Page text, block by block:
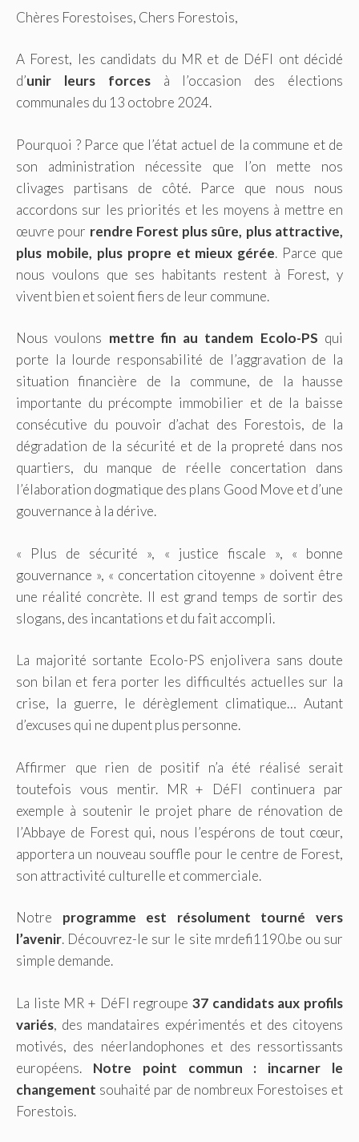
Chères Forestoises, Chers Forestois,
A Forest, les candidats du MR et de DéFI ont décidé
d’unir leurs forces à l’occasion des élections
communales du 13 octobre 2024.
Pourquoi ? Parce que l’état actuel de la commune et de
son administration nécessite que l’on mette nos
clivages partisans de côté. Parce que nous nous
accordons sur les priorités et les moyens à mettre en
œuvre pour rendre Forest plus sûre, plus attractive,
plus mobile, plus propre et mieux gérée. Parce que
nous voulons que ses habitants restent à Forest, y
vivent bien et soient fiers de leur commune.
Nous voulons mettre fin au tandem Ecolo-PS qui
porte la lourde responsabilité de l’aggravation de la
situation financière de la commune, de la hausse
importante du précompte immobilier et de la baisse
consécutive du pouvoir d’achat des Forestois, de la
dégradation de la sécurité et de la propreté dans nos
quartiers, du manque de réelle concertation dans
l’élaboration dogmatique des plans Good Move et d’une
gouvernance à la dérive.
« Plus de sécurité », « justice fiscale », « bonne
gouvernance », « concertation citoyenne » doivent être
une réalité concrète. Il est grand temps de sortir des
slogans, des incantations et du fait accompli.
La majorité sortante Ecolo-PS enjolivera sans doute
son bilan et fera porter les difficultés actuelles sur la
crise, la guerre, le dérèglement climatique… Autant
d’excuses qui ne dupent plus personne.
Affirmer que rien de positif n’a été réalisé serait
toutefois vous mentir. MR + DéFI continuera par
exemple à soutenir le projet phare de rénovation de
l’Abbaye de Forest qui, nous l’espérons de tout cœur,
apportera un nouveau souffle pour le centre de Forest,
son attractivité culturelle et commerciale.
Notre programme est résolument tourné vers
l’avenir. Découvrez-le sur le site mrdefi1190.be ou sur
simple demande.
La liste MR + DéFI regroupe 37 candidats aux profils
variés, des mandataires expérimentés et des citoyens
motivés, des néerlandophones et des ressortissants
européens. Notre point commun : incarner le
changement souhaité par de nombreux Forestoises et
Forestois.